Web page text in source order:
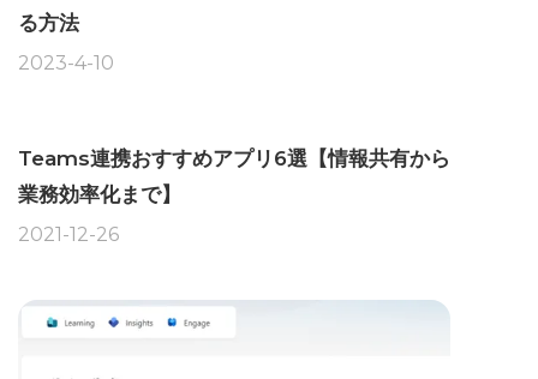
る方法
2023-4-10
Teams連携おすすめアプリ6選【情報共有から
業務効率化まで】
2021-12-26